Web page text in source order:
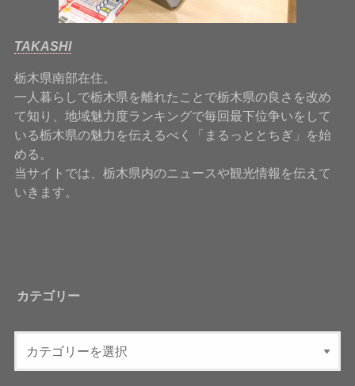
TAKASHI
栃木県南部在住。
一人暮らしで栃木県を離れたことで栃木県の良さを改め
て知り、地域魅力度ランキングで毎回最下位争いをして
いる栃木県の魅力を伝えるべく「まるっととちぎ」を始
める。
当サイトでは、栃木県内のニュースや観光情報を伝えて
いきます。
カテゴリー